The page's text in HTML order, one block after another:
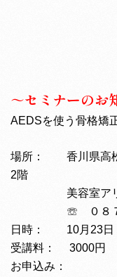
～セミナーのお
AEDSを使う骨格矯
場所： 香川県高
2階
美容室アリ
☏ ０８７－８
日時： 10月23日
受講料： 3000円
お申込み ：